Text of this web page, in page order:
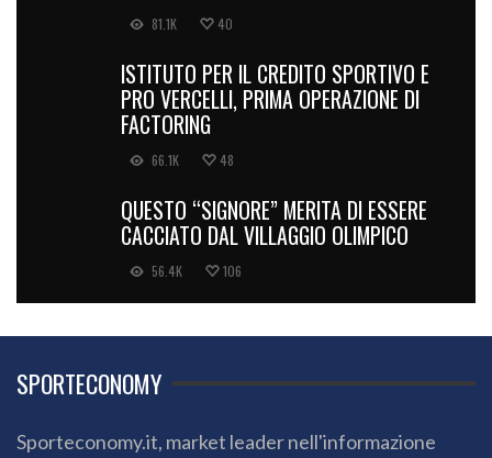
81.1K 40
ISTITUTO PER IL CREDITO SPORTIVO E
PRO VERCELLI, PRIMA OPERAZIONE DI
FACTORING
66.1K 48
QUESTO “SIGNORE” MERITA DI ESSERE
CACCIATO DAL VILLAGGIO OLIMPICO
56.4K 106
SPORTECONOMY
Sporteconomy.it, market leader nell'informazione